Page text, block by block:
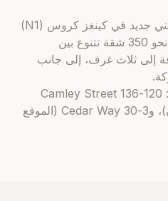
Camley Street مشروع سكني جديد في كينغز كروس (N1)
من تطوير Ballymore، يُنجز نحو 350 شقة تتنوع بين
إلى ثلاث غرف، إلى جانب
يتوزع المشروع على موقعين: 120-136 Camley Street
(الموقع A بمساحة 1.19 فدان)، و3-30 Cedar Way (الموقع